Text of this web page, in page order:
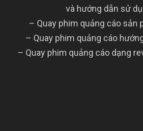
và hướng dẫn sử
– Quay phim quảng cáo sản
– Quay phim quảng cáo
– Quay phim quảng cáo dạng